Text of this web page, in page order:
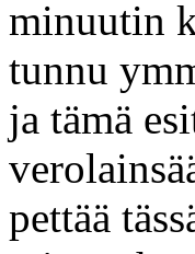
minuutin
tunnu
ja tämä
pettää